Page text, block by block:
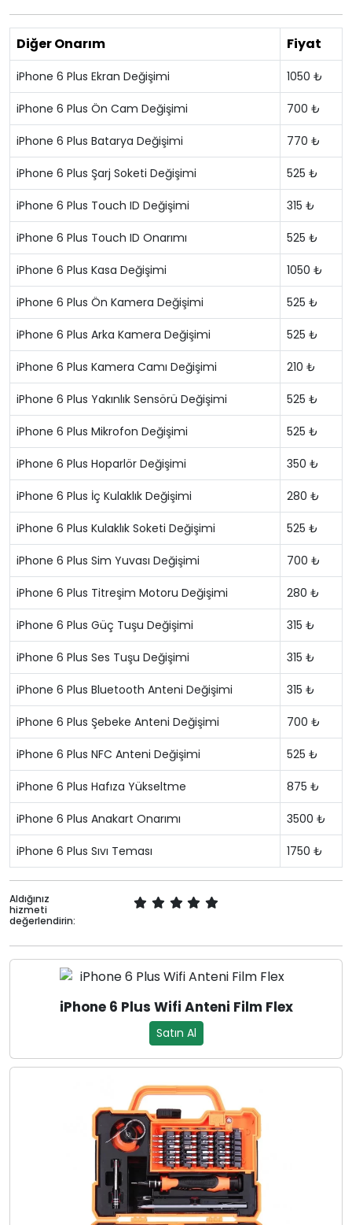
Diğer Onarım Fiyat
iPhone 6 Plus Ekran Değişimi 1050 ₺
iPhone 6 Plus Ön Cam Değişimi 700 ₺
iPhone 6 Plus Batarya Değişimi 770 ₺
iPhone 6 Plus Şarj Soketi Değişimi 525 ₺
iPhone 6 Plus Touch ID Değişimi 315 ₺
iPhone 6 Plus Touch ID Onarımı 525 ₺
iPhone 6 Plus Kasa Değişimi 1050 ₺
iPhone 6 Plus Ön Kamera Değişimi 525 ₺
iPhone 6 Plus Arka Kamera Değişimi 525 ₺
iPhone 6 Plus Kamera Camı Değişimi 210 ₺
iPhone 6 Plus Yakınlık Sensörü Değişimi 525 ₺
iPhone 6 Plus Mikrofon Değişimi 525 ₺
iPhone 6 Plus Hoparlör Değişimi 350 ₺
iPhone 6 Plus İç Kulaklık Değişimi 280 ₺
iPhone 6 Plus Kulaklık Soketi Değişimi 525 ₺
iPhone 6 Plus Sim Yuvası Değişimi 700 ₺
iPhone 6 Plus Titreşim Motoru Değişimi 280 ₺
iPhone 6 Plus Güç Tuşu Değişimi 315 ₺
iPhone 6 Plus Ses Tuşu Değişimi 315 ₺
iPhone 6 Plus Bluetooth Anteni Değişimi 315 ₺
iPhone 6 Plus Şebeke Anteni Değişimi 700 ₺
iPhone 6 Plus NFC Anteni Değişimi 525 ₺
iPhone 6 Plus Hafıza Yükseltme 875 ₺
iPhone 6 Plus Anakart Onarımı 3500 ₺
iPhone 6 Plus Sıvı Teması 1750 ₺
Aldığınız
hizmeti
değerlendirin:
iPhone 6 Plus Wifi Anteni Film Flex
Satın Al